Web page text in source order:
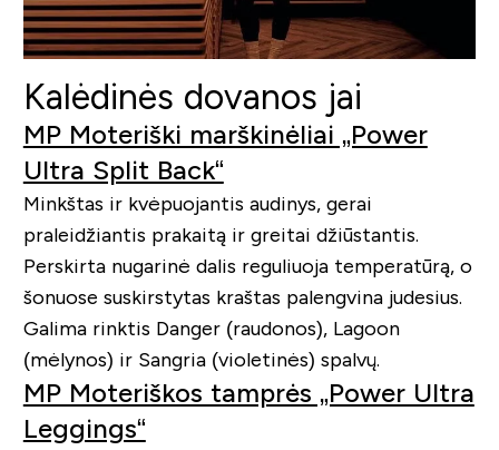
Kalėdinės dovanos jai
MP Moteriški marškinėliai „Power
Ultra Split Back“
Minkštas ir kvėpuojantis audinys, gerai
praleidžiantis prakaitą ir greitai džiūstantis.
Perskirta nugarinė dalis reguliuoja temperatūrą, o
šonuose suskirstytas kraštas palengvina judesius.
Galima rinktis Danger (raudonos), Lagoon
(mėlynos) ir Sangria (violetinės) spalvų.
MP Moteriškos tamprės „Power Ultra
Leggings“